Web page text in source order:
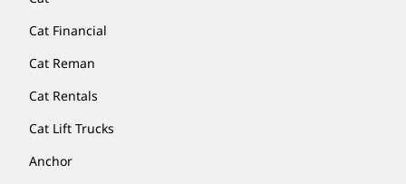
Cat Financial
Cat Reman
Cat Rentals
Cat Lift Trucks
Anchor